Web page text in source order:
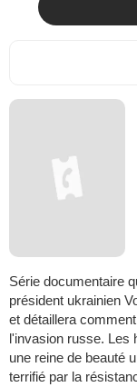
Série documentaire
président ukrainien
et détaillera
l'invasion russe. Les
une reine de beauté
terrifié par la